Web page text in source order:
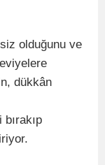
olduğunu ve
dükkân